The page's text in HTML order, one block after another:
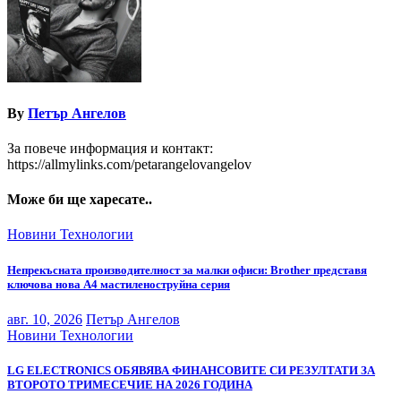
By Петър Ангелов
За повече информация и контакт:
https://allmylinks.com/petarangelovangelov
Може би ще харесате..
Новини Технологии
Непрекъсната производителност за малки офиси: Brother представя
ключова нова A4 мастиленоструйна серия
авг. 10, 2026 Петър Ангелов
Новини Технологии
LG ELECTRONICS ОБЯВЯВА ФИНАНСОВИТЕ СИ РЕЗУЛТАТИ ЗА
ВТОРОТО ТРИМЕСЕЧИЕ НА 2026 ГОДИНА